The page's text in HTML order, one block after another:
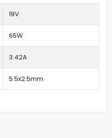
19V
65W
3.42A
5.5x2.5mm